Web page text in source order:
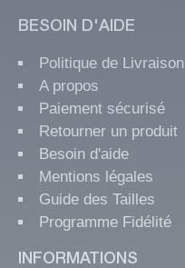
BESOIN D'AIDE
Politique de Livraison
A propos
Paiement sécurisé
Retourner un produit
Besoin d'aide
Mentions légales
Guide des Tailles
Programme Fidélité
INFORMATIONS